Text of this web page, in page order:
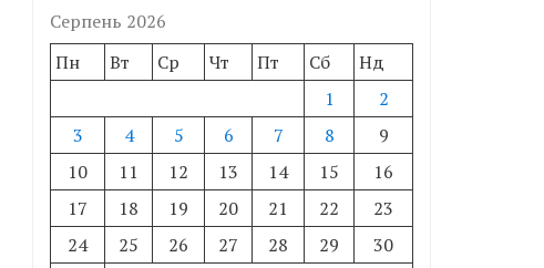
Серпень 2026
Пн
Вт Ср Чт Пт Сб
Нд
1
2
3
4 5 6 7 8
9
10
11 12 13 14 15
16
17
18 19 20 21 22
23
24
25 26 27 28 29
30